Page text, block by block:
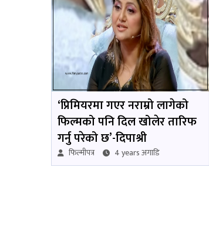
‘प्रिमियरमा गएर नराम्रो लागेको
फिल्मको पनि दिल खोलेर तारिफ
गर्नु परेको छ’-दिपाश्री
फिल्मीपत्र 4 years अगाडि